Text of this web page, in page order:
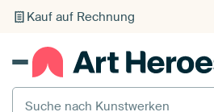
Individueller Druck auf Bestellung
Suche nach Kunstwerken